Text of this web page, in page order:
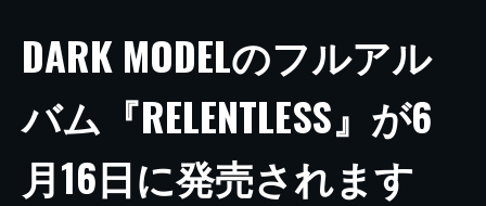
DARK MODELのフルアル
バム『RELENTLESS』が6
月16日に発売されます